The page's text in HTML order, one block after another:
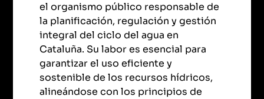
el organismo público responsable de
la planificación, regulación y gestión
integral del ciclo del agua en
Cataluña. Su labor es esencial para
garantizar el uso eficiente y
sostenible de los recursos hídricos,
alineándose con los principios de